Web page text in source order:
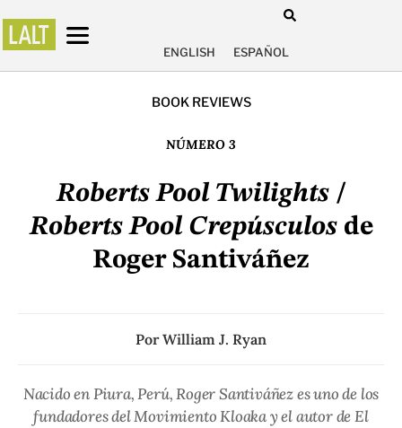
ENGLISH ESPAÑOL
BOOK REVIEWS
NÚMERO 3
Roberts Pool Twilights/
Roberts Pool Crepúsculos de
Roger Santiváñez
PorWilliam J. Ryan
Nacido en Piura, Perú, Roger Santiváñez es uno de los
fundadores del Movimiento Kloaka y el autor deEl